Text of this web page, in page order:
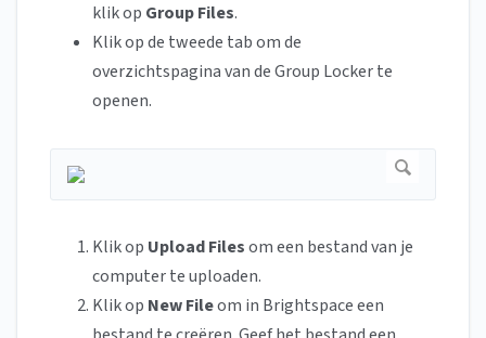
klik op Group Files.
Klik op de tweede tab om de
overzichtspagina van de Group Locker te
openen.
Klik op Upload Filesom een bestand van je
computer te uploaden.
Klik op New Fileom in Brightspace een